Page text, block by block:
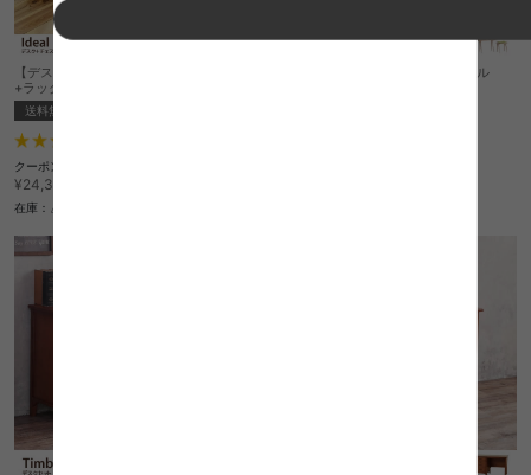
【デスクセット】 Ideal デスク+チェスト
+ラック 3点セット
送料無料
クーポン利用で
¥24,360→
在庫：△
Broto デスクセット デスク+スツール